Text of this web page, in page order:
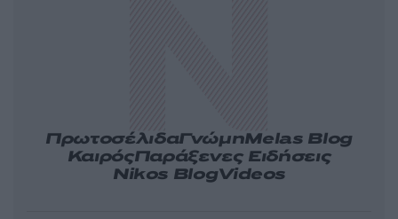
ΠρωτοσέλιδαΓνώμηMelas Blog
ΚαιρόςΠαράξενες Ειδήσεις
Nikos BlogVideos